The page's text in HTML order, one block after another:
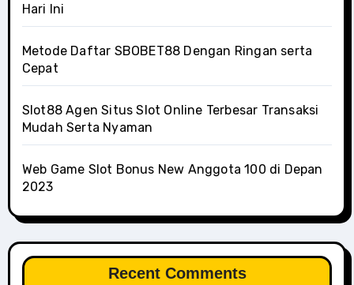
Hari Ini
Metode Daftar SBOBET88 Dengan Ringan serta
Cepat
Slot88 Agen Situs Slot Online Terbesar Transaksi
Mudah Serta Nyaman
Web Game Slot Bonus New Anggota 100 di Depan
2023
Recent Comments